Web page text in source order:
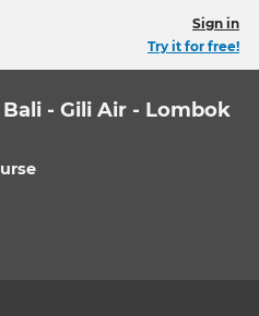
Sign in
Try it for free!
- Gili Air - Lombok